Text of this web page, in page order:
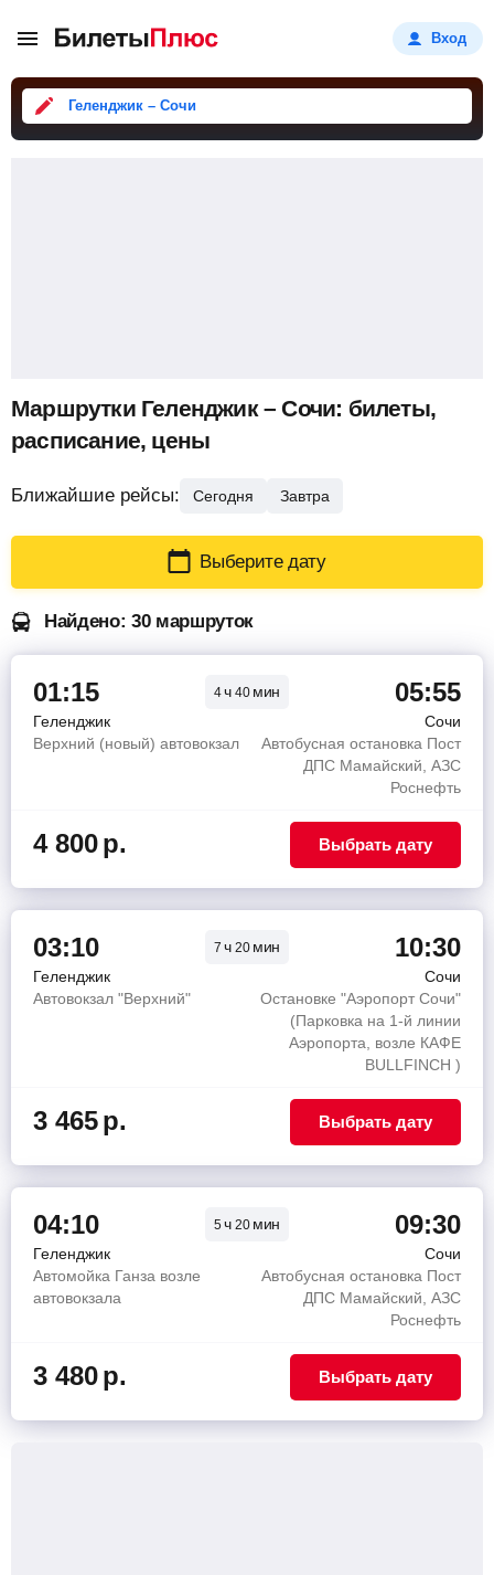
Вход
Геленджик – Сочи
Маршрутки Геленджик – Сочи: билеты,
расписание, цены
Ближайшие рейсы: Сегодня Завтра
Выберите дату
Найдено: 30 маршруток
01:15 4ч 40 мин 05:55
Геленджик
Сочи
Верхний (новый) автовокзал
Автобусная остановка Пост
ДПС Мамайский, АЗС
Роснефть
4 800р. Выбрать дату
03:10 7ч 20 мин 10:30
Геленджик
Сочи
Автовокзал "Верхний"
Остановке "Аэропорт Сочи"
(Парковка на 1-й линии
Аэропорта, возле КАФЕ
BULLFINCH )
3 465р. Выбрать дату
04:10 5ч 20 мин 09:30
Геленджик
Сочи
Автомойка Ганза возле
автовокзала
Автобусная остановка Пост
ДПС Мамайский, АЗС
Роснефть
3 480р. Выбрать дату